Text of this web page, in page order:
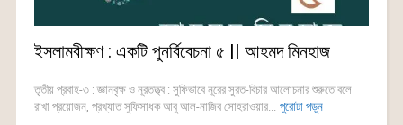
ইসলামবীক্ষণ : একটি পুনর্বিবেচনা ৫ || আহমদ মিনহাজ
তৃতীয় প্রবাহ-৩ : জ্ঞানবৃক্ষ ও নূরতত্ত্ব : সুফিভাবে নূরের সুরত-বিচার আলোচনার শুরুতে বলে
রাখা প্রয়োজন, প্রখ্যাত সুফিসাধক আবু আল-নাজিব সোহরাওয়ার... পুরোটা পড়ুন